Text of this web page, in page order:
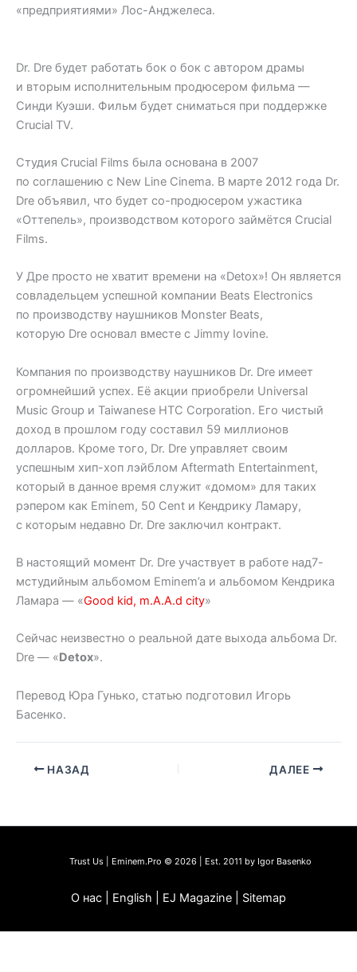
«предприятиями» Лос-Анджелеса.
Dr. Dre будет работать бок о бок с автором драмы
и вторым исполнительным продюсером фильма —
Синди Куэши. Фильм будет сниматься при поддержке
Crucial TV.
Студия Crucial Films была основана в 2007
по соглашению с New Line Cinema. В марте 2012 года Dr.
Dre объявил, что будет со-продюсером ужастика
«Оттепель», производством которого займётся Crucial
Films.
У Дре просто не хватит времени на «Detox»! Он является
совладельцем успешной компании Beats Electronics
по производству наушников Monster Beats,
которую Dre основал вместе с Jimmy Iovine.
Компания по производству наушников Dr. Dre имеет
огромнейший успех. Её акции приобрели Universal
Music Group и Taiwanese HTC Corporation. Его чистый
доход в прошлом году составил 59 миллионов
долларов. Кроме того, Dr. Dre управляет своим
успешным хип-хоп лэйблом Aftermath Entertainment,
который в данное время служит «домом» для таких
рэпером как Eminem, 50 Cent и Кендрику Ламару,
с которым недавно Dr. Dre заключил контракт.
В настоящий момент Dr. Dre участвует в работе над7-
мстудийным альбомом Eminem’a и альбомом Кендрика
Ламара — «Good kid, m.A.A.d city»
Сейчас неизвестно о реальной дате выхода альбома Dr.
Dre — «Detox».
Перевод Юра Гунько, статью подготовил Игорь
Басенко.
НАЗАД ДАЛЕЕ
Trust Us | Eminem.Pro © 2026 | Est. 2011 by Igor Basenko
О нас | English | EJ Magazine | Sitemap